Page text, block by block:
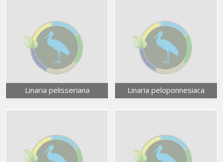
Linaria pelisseriana Linaria peloponnesiaca